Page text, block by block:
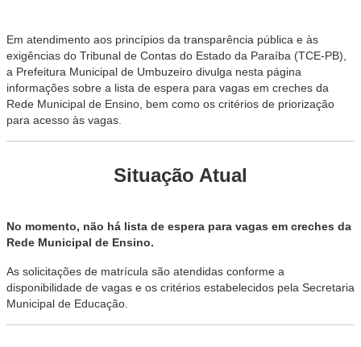
Em atendimento aos princípios da transparência pública e às
exigências do Tribunal de Contas do Estado da Paraíba (TCE-PB),
a Prefeitura Municipal de Umbuzeiro divulga nesta página
informações sobre a lista de espera para vagas em creches da
Rede Municipal de Ensino, bem como os critérios de priorização
para acesso às vagas.
Situação Atual
No momento, não há lista de espera para vagas em creches da
Rede Municipal de Ensino.
As solicitações de matrícula são atendidas conforme a
disponibilidade de vagas e os critérios estabelecidos pela Secretaria
Municipal de Educação.